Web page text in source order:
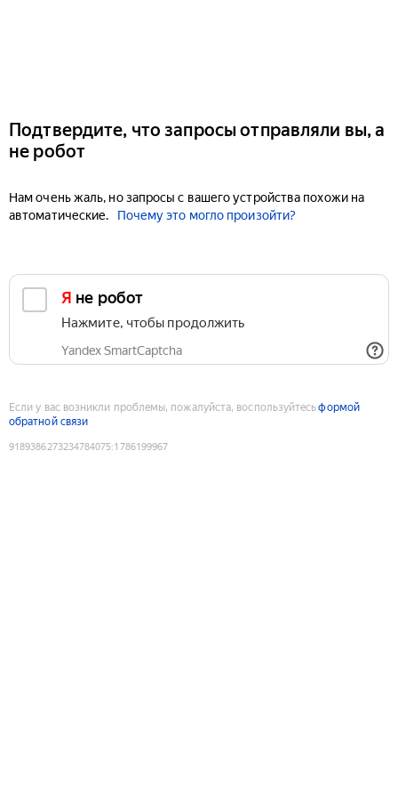
Подтвердите, что запросы отправляли вы, а
не робот
Нам очень жаль, но запросы с вашего устройства похожи на
автоматические.
Почему это могло произойти?
Я не робот
Нажмите, чтобы продолжить
Yandex SmartCaptcha
Если у вас возникли проблемы, пожалуйста, воспользуйтесьформой
обратной связи
9189386273234784075:1786199967